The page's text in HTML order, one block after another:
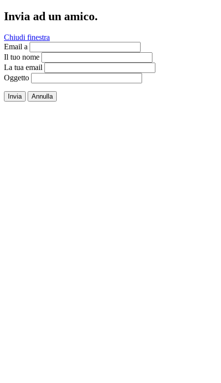
Invia ad un amico.
Chiudi finestra
Email a
Il tuo nome
La tua email
Oggetto
Invia Annulla